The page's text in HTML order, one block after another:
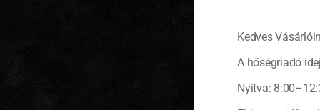
Kedves
A hőségriadó
Nyitva: